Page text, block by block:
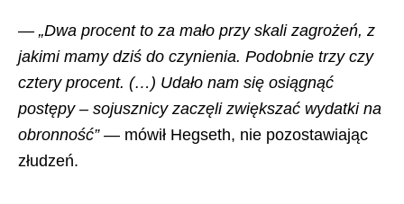
— „Dwa procent to za mało przy skali zagrożeń, z
jakimi mamy dziś do czynienia. Podobnie trzy czy
cztery procent. (…) Udało nam się osiągnąć
postępy – sojusznicy zaczęli zwiększać wydatki na
obronność”— mówił Hegseth, nie pozostawiając
złudzeń.